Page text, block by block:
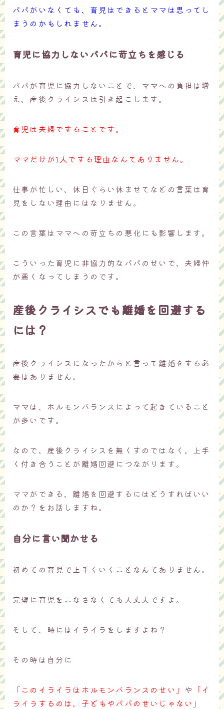
パパがいなくても、育児はできるとママは思ってし
まうのかもしれません。
育児に協力しないパパに苛立ちを感じる
パパが育児に協力しないことで、ママへの負担は増
え、産後クライシスは引き起こします。
育児は夫婦ですることです。
ママだけが1人でする理由なんてありません。
仕事が忙しい、休日ぐらい休ませてなどの言葉は育
児をしない理由にはなりません。
この言葉はママへの苛立ちの悪化にも影響します。
こういった育児に非協力的なパパのせいで、夫婦仲
が悪くなってしまうのです。
産後クライシスでも離婚を回避する
には？
産後クライシスになったからと言って離婚をする必
要はありません。
ママは、ホルモンバランスによって起きていること
が多いです。
なので、産後クライシスを無くすのではなく、上手
く付き合うことが離婚回避につながります。
ママができる、離婚を回避するにはどうすればいい
のか？をお話しますね。
自分に言い聞かせる
初めての育児で上手くいくことなんてありません。
完璧に育児をこなさなくても大丈夫ですよ。
そして、時にはイライラをしますよね？
その時は自分に
「このイライラはホルモンバランスのせい」 や 「イ
ライラするのは、子どもやパパのせいじゃない」